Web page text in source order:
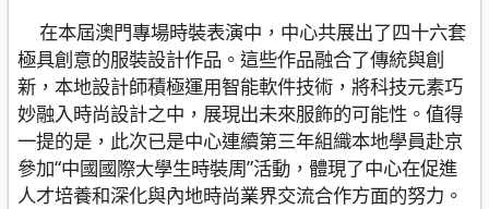
在本屆澳門專場時裝表演中，中心共展出了四十六套
極具創意的服裝設計作品。這些作品融合了傳統與創
新，本地設計師積極運用智能軟件技術，將科技元素巧
妙融入時尚設計之中，展現出未來服飾的可能性。值得
一提的是，此次已是中心連續第三年組織本地學員赴京
參加“中國國際大學生時裝周”活動，體現了中心在促進
人才培養和深化與內地時尚業界交流合作方面的努力。